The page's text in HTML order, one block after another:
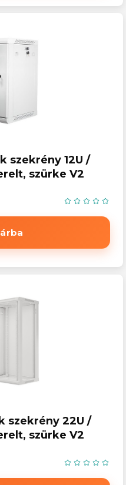
szekrény 12U /
szürke V2
szekrény 22U /
szürke V2